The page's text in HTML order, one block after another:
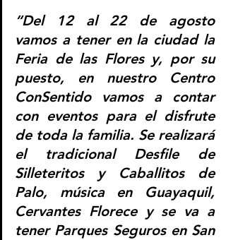
“Del 12 al 22 de agosto
vamos a tener en la ciudad la
Feria de las Flores y, por su
puesto, en nuestro Centro
ConSentido vamos a contar
con eventos para el disfrute
de toda la familia. Se realizará
el tradicional Desfile de
Silleteritos y Caballitos de
Palo, música en Guayaquil,
Cervantes Florece y se va a
tener Parques Seguros en San